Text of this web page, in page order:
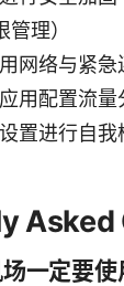
理）
网络与紧急
用配置流量
置进行自
一定要使